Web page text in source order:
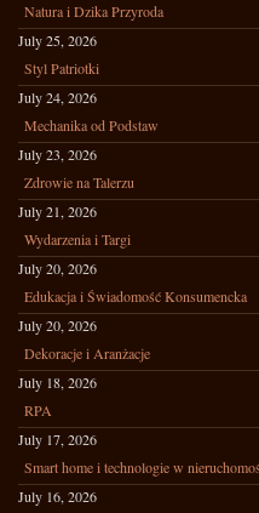
Natura i Dzika Przyroda
July 25, 2026
Styl Patriotki
July 24, 2026
Mechanika od Podstaw
July 23, 2026
Zdrowie na Talerzu
July 21, 2026
Wydarzenia i Targi
July 20, 2026
Edukacja i Świadomość Konsumencka
July 20, 2026
Dekoracje i Aranżacje
July 18, 2026
RPA
July 17, 2026
Smart home i technologie w
July 16, 2026